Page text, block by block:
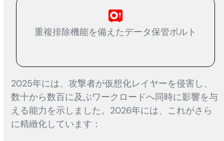
重複排除機能を備えたデータ保管ボルト
2025年には、攻撃者が仮想化レイヤーを侵害し、
数十から数百に及ぶワークロードへ同時に影響を与
える能力を示しました。2026年には、これがさら
に精緻化しています：